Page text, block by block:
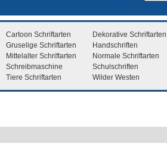
Cartoon Schriftarten
Dekorative Schriftarten
Gruselige Schriftarten
Handschriften
Mittelalter Schriftarten
Normale Schriftarten
Schreibmaschine
Schulschriften
Tiere Schriftarten
Wilder Westen